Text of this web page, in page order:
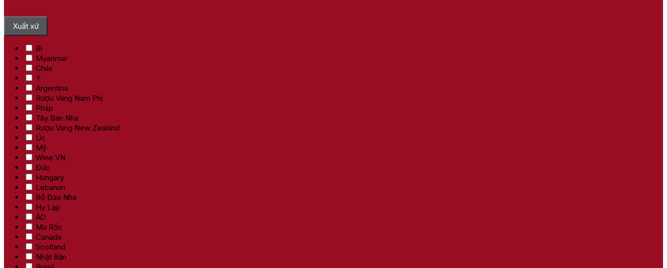
Xuất xứ
Bỉ
Myanmar
Chile
Ý
Argentina
Rượu Vang Nam Phi
Pháp
Tây Ban Nha
Rượu Vang New Zealand
Úc
Mỹ
Wine VN
Đức
Hungary
Lebanon
Bồ Đào Nha
Hy Lạp
ÁO
Ma Rốc
Canada
Scotland
Nhật Bản